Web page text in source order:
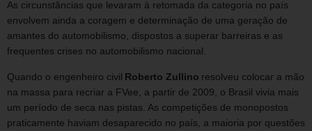
As circunstâncias que levaram à retomada da categoria no país
envolvem ainda a coragem e determinação de uma geração de
amantes do automobilismo, dispostos a superar barreiras e as
frequentes crises no automobilismo nacional.
Quando o engenheiro civil Roberto Zullino resolveu colocar a mão
na massa para recriar a FVee, a partir de 2009, o Brasil vivia mais
um período de seca nas pistas. As competições de monopostos
praticamente haviam desaparecido no país, a maioria por questões